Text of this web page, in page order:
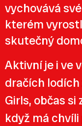
vychovává
kterém
skutečný
Aktivní je i ve
dračích
Girls, občas si
když má